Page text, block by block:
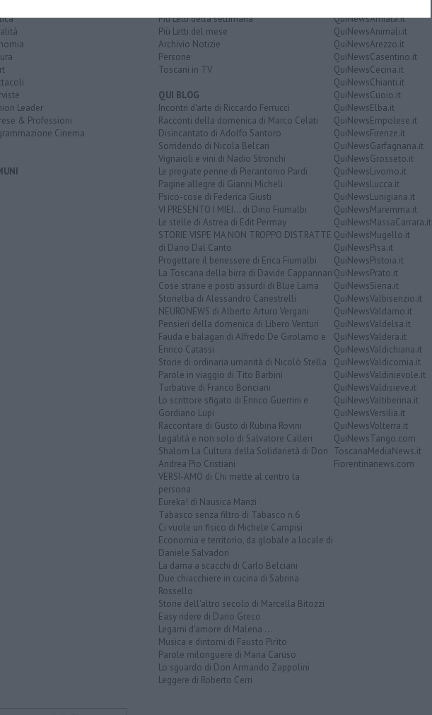
Leader
& Professioni
Cinema
Più Letti della settimana
Più Letti del mese
Archivio Notizie
Persone
Toscani in TV
QUI BLOG
Incontri d'arte di Riccardo Ferrucci
Racconti della domenica di Marco Celati
Disincantato di Adolfo Santoro
Sorridendo di Nicola Belcari
Vignaioli e vini di Nadio Stronchi
Le pregiate penne di Pierantonio Pardi
Pagine allegre di Gianni Micheli
Psico-cose di Federica Giusti
VI PRESENTO I MIEI... di Dino Fiumalbi
Le stelle di Astrea di Edit Permay
STORIE VISPE MA NON TROPPO DISTRATTE
di Dario Dal Canto
Progettare il benessere di Erica Fiumalbi
La Toscana della birra di Davide Cappannari
Cose strane e posti assurdi di Blue Lama
Storielba di Alessandro Canestrelli
NEURONEWS di Alberto Arturo Vergani
Pensieri della domenica di Libero Venturi
Fauda e balagan di Alfredo De Girolamo e
Enrico Catassi
Storie di ordinaria umanità di Nicolò Stella
Parole in viaggio di Tito Barbini
Turbative di Franco Bonciani
Lo scrittore sfigato di Enrico Guerrini e
Gordiano Lupi
Raccontare di Gusto di Rubina Rovini
Legalità e non solo di Salvatore Calleri
Shalom La Cultura della Solidarietà di Don
Andrea Pio Cristiani
VERSI-AMO di Chi mette al centro la
persona
Eureka! di Nausica Manzi
Tabasco senza filtro di Tabasco n.6
Ci vuole un fisico di Michele Campisi
Economia e territorio, da globale a locale di
Daniele Salvadori
La dama a scacchi di Carlo Belciani
Due chiacchiere in cucina di Sabrina
Rossello
Storie dell'altro secolo di Marcella Bitozzi
Easy ridere di Dario Greco
Legami d'amore di Malena ...
Musica e dintorni di Fausto Pirìto
Parole milonguere di Maria Caruso
Lo sguardo di Don Armando Zappolini
Leggere di Roberto Cerri
QuiNewsAmiata.it
QuiNewsAnimali.it
QuiNewsArezzo.it
QuiNewsCasentino.it
QuiNewsCecina.it
QuiNewsChianti.it
QuiNewsCuoio.it
QuiNewsElba.it
QuiNewsEmpolese.it
QuiNewsFirenze.it
QuiNewsGarfagnana.it
QuiNewsGrosseto.it
QuiNewsLivorno.it
QuiNewsLucca.it
QuiNewsLunigiana.it
QuiNewsMaremma.it
QuiNewsMassaCarrara.it
QuiNewsMugello.it
QuiNewsPisa.it
QuiNewsPistoia.it
QuiNewsPrato.it
QuiNewsSiena.it
QuiNewsValbisenzio.it
QuiNewsValdarno.it
QuiNewsValdelsa.it
QuiNewsValdera.it
QuiNewsValdichiana.it
QuiNewsValdicornia.it
QuiNewsValdinievole.it
QuiNewsValdisieve.it
QuiNewsValtiberina.it
QuiNewsVersilia.it
QuiNewsVolterra.it
QuiNewsTango.com
ToscanaMediaNews.it
Fiorentinanews.com